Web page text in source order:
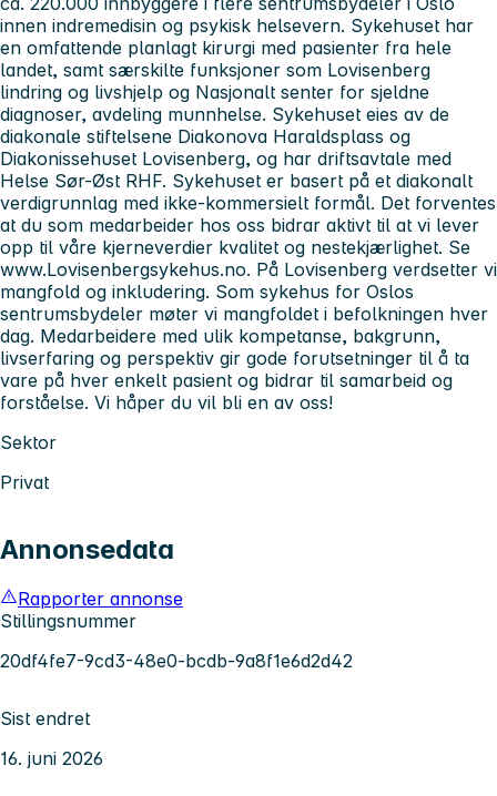
innen indremedisin og psykisk helsevern. Sykehuset har
en omfattende planlagt kirurgi med pasienter fra hele
landet, samt særskilte funksjoner som Lovisenberg
lindring og livshjelp og Nasjonalt senter for sjeldne
diagnoser, avdeling munnhelse. Sykehuset eies av de
diakonale stiftelsene Diakonova Haraldsplass og
Diakonissehuset Lovisenberg, og har driftsavtale med
Helse Sør-Øst RHF. Sykehuset er basert på et diakonalt
verdigrunnlag med ikke-kommersielt formål. Det forventes
at du som medarbeider hos oss bidrar aktivt til at vi lever
opp til våre kjerneverdier kvalitet og nestekjærlighet. Se
www.Lovisenbergsykehus.no. På Lovisenberg verdsetter vi
mangfold og inkludering. Som sykehus for Oslos
sentrumsbydeler møter vi mangfoldet i befolkningen hver
dag. Medarbeidere med ulik kompetanse, bakgrunn,
livserfaring og perspektiv gir gode forutsetninger til å ta
vare på hver enkelt pasient og bidrar til samarbeid og
forståelse. Vi håper du vil bli en av oss!
Sektor
Privat
Annonsedata
Rapporter annonse
Stillingsnummer
20df4fe7-9cd3-48e0-bcdb-9a8f1e6d2d42
Sist endret
16. juni 2026